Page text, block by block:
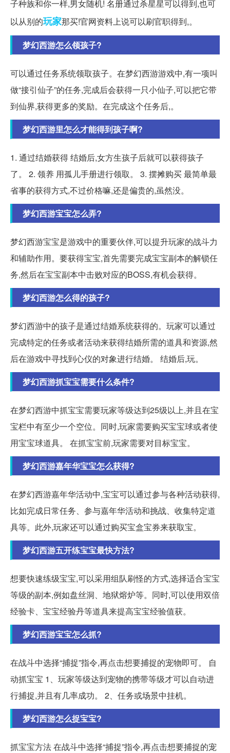
子种族和你一样,男女随机! 名册通过杀星星可以得到,也可
以从别的玩家那买!官网资料上说可以刷官职得到,。
梦幻西游怎么领孩子?
可以通过任务系统领取孩子。在梦幻西游游戏中,有一项叫
做“接引仙子”的任务,完成后会获得一只小仙子,可以把它带
到仙界,获得更多的奖励。在完成这个任务后,。
梦幻西游里怎么才能得到孩子啊?
1. 通过结婚获得 结婚后,女方生孩子后就可以获得孩子
了。 2. 领养 用孤儿手册进行领取。 3. 摆摊购买 最简单最
省事的获得方式,不过价格嘛,还是偏贵的,虽然没。
梦幻西游宝宝怎么弄?
梦幻西游宝宝是游戏中的重要伙伴,可以提升玩家的战斗力
和辅助作用。要获得宝宝,首先需要完成宝宝副本的解锁任
务,然后在宝宝副本中击败对应的BOSS,有机会获得。
梦幻西游怎么得的孩子?
梦幻西游中的孩子是通过结婚系统获得的。玩家可以通过
完成特定的任务或者活动来获得结婚所需的道具和资源,然
后在游戏中寻找到心仪的对象进行结婚。 结婚后,玩。
梦幻西游抓宝宝需要什么条件?
在梦幻西游中抓宝宝需要玩家等级达到25级以上,并且在宝
宝栏中有至少一个空位。同时,玩家需要购买宝宝球或者使
用宝宝球道具。 在抓宝宝前,玩家需要对目标宝宝。
梦幻西游嘉年华宝宝怎么获得?
在梦幻西游嘉年华活动中,宝宝可以通过参与各种活动获得,
比如完成日常任务、参与嘉年华活动和挑战、收集特定道
具等。此外,玩家还可以通过购买宝盒宝券来获取宝。
梦幻西游五开练宝宝最快方法?
想要快速练级宝宝,可以采用组队刷怪的方式,选择适合宝宝
等级的副本,例如盘丝洞、地狱熔炉等。同时,可以使用双倍
经验卡、宝宝经验丹等道具来提高宝宝经验值获。
梦幻西游宝宝怎么抓?
在战斗中选择“捕捉”指令,再点击想要捕捉的宠物即可。 自
动抓宝宝 1、玩家等级达到宠物的携带等级才可以自动进
行捕捉,并且有几率成功。 2、任务或场景中挂机。
梦幻西游怎么捉宝宝?
抓宝宝方法 在战斗中选择“捕捉”指令,再点击想要捕捉的宠